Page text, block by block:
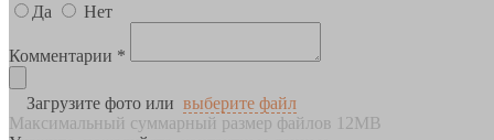
Да
Нет
Комментарии *
Загрузите фото или выберите файл
Максимальный суммарный размер файлов 12MB